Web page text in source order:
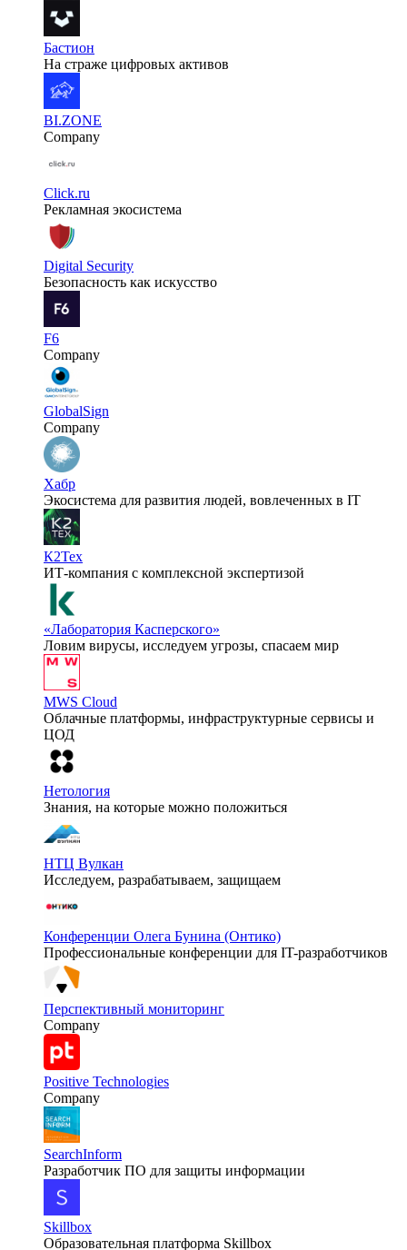
Бастион
На страже цифровых активов
BI.ZONE
Company
Click.ru
Рекламная экосистема
Digital Security
Безопасность как искусство
F6
Company
GlobalSign
Company
Хабр
Экосистема для развития людей, вовлеченных в IT
К2Тех
ИТ-компания с комплексной экспертизой
«Лаборатория Касперского»
Ловим вирусы, исследуем угрозы, спасаем мир
MWS Cloud
Облачные платформы, инфраструктурные сервисы и
ЦОД
Нетология
Знания, на которые можно положиться
НТЦ Вулкан
Исследуем, разрабатываем, защищаем
Конференции Олега Бунина (Онтико)
Профессиональные конференции для IT-разработчиков
Перспективный мониторинг
Company
Positive Technologies
Company
SearchInform
Разработчик ПО для защиты информации
Skillbox
Образовательная платформа Skillbox